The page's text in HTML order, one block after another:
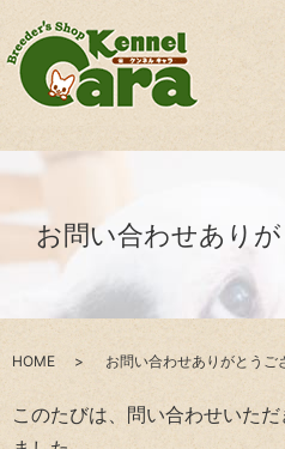
お問い合わせあり
HOME お問い合わせありがとうご
このたびは、問い合わせいた